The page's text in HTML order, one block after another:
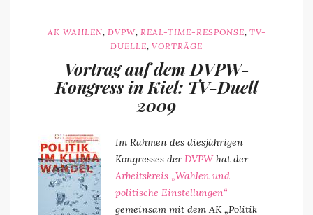
AK WAHLEN, DVPW, REAL-TIME-RESPONSE, TV-
DUELLE, VORTRÄGE
Vortrag auf dem DVPW-
Kongress in Kiel: TV-Duell
2009
Im Rahmen des diesjährigen
Kongresses derDVPWhat der
Arbeitskreis „Wahlen und
politische Einstellungen“
gemeinsam mit dem AK „Politik